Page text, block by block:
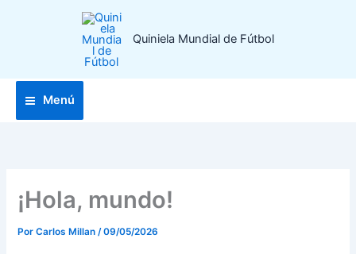
Quiniela Mundial de Fútbol
Menú
¡Hola, mundo!
PorCarlos Millan/09/05/2026